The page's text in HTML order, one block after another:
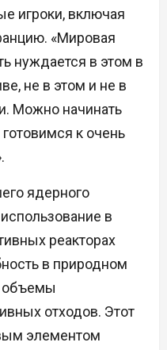
игроки, включая
«Мировая
нуждается в этом в
не в этом и не в
Можно начинать
к очень
ядерного
в
реакторах
в природном
объемы
отходов. Этот
элементом